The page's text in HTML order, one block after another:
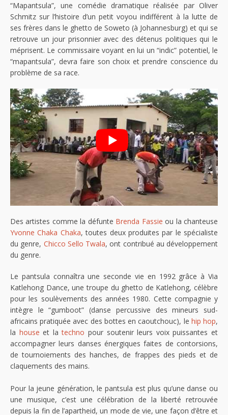
“Mapantsula”, une comédie dramatique réalisée par Oliver
Schmitz sur l’histoire d’un petit voyou indifférent à la lutte de
ses frères dans le ghetto de Soweto (à Johannesburg) et qui se
retrouve un jour prisonnier avec des détenus politiques qui le
méprisent. Le commissaire voyant en lui un “indic” potentiel, le
“mapantsula”, devra faire son choix et prendre conscience du
problème de sa race.
Des artistes comme la défunte Brenda Fassie ou la chanteuse
Yvonne Chaka Chaka, toutes deux produites par le spécialiste
du genre, Chicco Sello Twala, ont contribué au développement
du genre.
Le pantsula connaîtra une seconde vie en 1992 grâce à Via
Katlehong Dance, une troupe du ghetto de Katlehong, célèbre
pour les soulèvements des années 1980. Cette compagnie y
intègre le “gumboot” (danse percussive des mineurs sud-
africains pratiquée avec des bottes en caoutchouc), le hip hop,
la house et latechno pour soutenir leurs voix puissantes et
accompagner leurs danses énergiques faites de contorsions,
de tournoiements des hanches, de frappes des pieds et de
claquements des mains.
Pour la jeune génération, le pantsula est plus qu’une danse ou
une musique, c’est une célébration de la liberté retrouvée
depuis la fin de l’apartheid, un mode de vie, une façon d’être et